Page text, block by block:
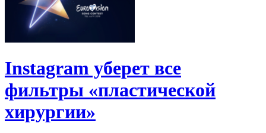
Instagram уберет все
фильтры «пластической
хирургии»